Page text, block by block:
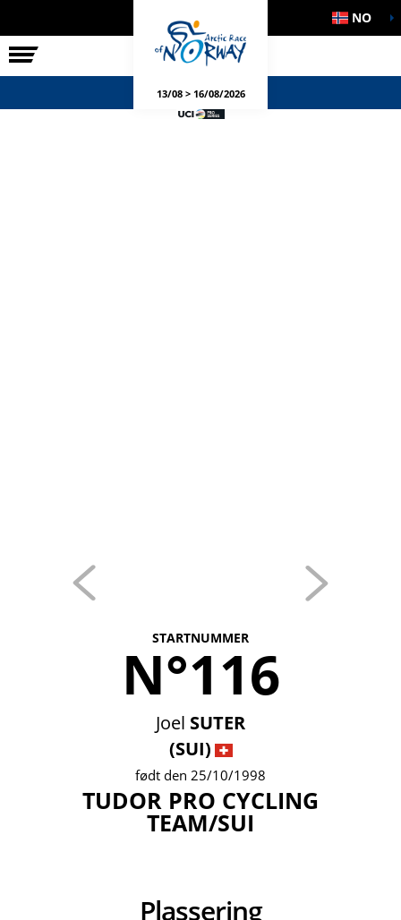
NO
13/08 > 16/08/2026
STARTNUMMER
N°116
Joel SUTER
(SUI)
født den 25/10/1998
TUDOR PRO CYCLING
TEAM/SUI
Plassering